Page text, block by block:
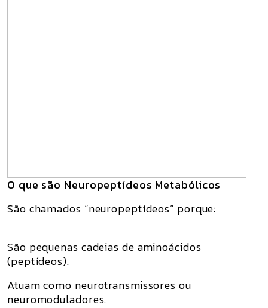
O que são Neuropeptídeos Metabólicos
São chamados “neuropeptídeos” porque:
São pequenas cadeias de aminoácidos
(peptídeos).
Atuam como neurotransmissores ou
neuromoduladores.